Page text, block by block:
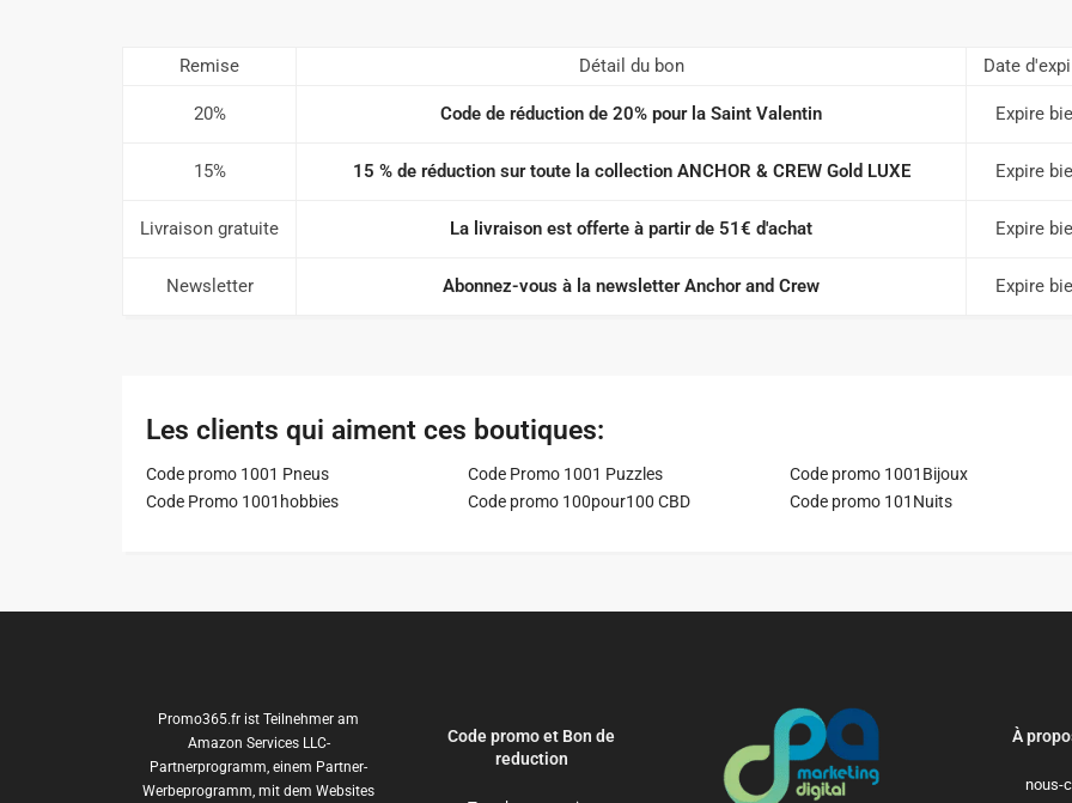
Remise Détail du bon Date
20% Code de réduction de 20% pour la Saint Valentin Expire
15% 15 % de réduction sur toute la collection ANCHOR & CREW Gold LUXE Expire
Livraison gratuite La livraison est offerte à partir de 51€ d'achat Expire
Newsletter Abonnez-vous à la newsletter Anchor and Crew Expire
Les clients qui aiment ces boutiques:
Code promo 1001 Pneus Code Promo 1001 Puzzles
Code promo 1001Bijoux
Code Promo 1001hobbies
Code promo 100pour100 CBD Code promo 101Nuits
Promo365.fr ist Teilnehmer am
Amazon Services LLC-
Partnerprogramm, einem Partner-
Werbeprogramm, mit dem Websites
Code promo et Bon de
reduction
À
nous-